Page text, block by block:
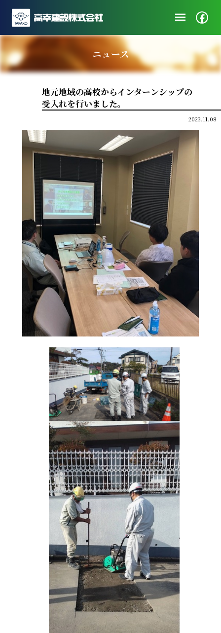
menu
企業情報
ニュース
社会・地域貢献
ニュース
地元地域の高校からインターンシップの
受入れを行いました。
2023.11.08